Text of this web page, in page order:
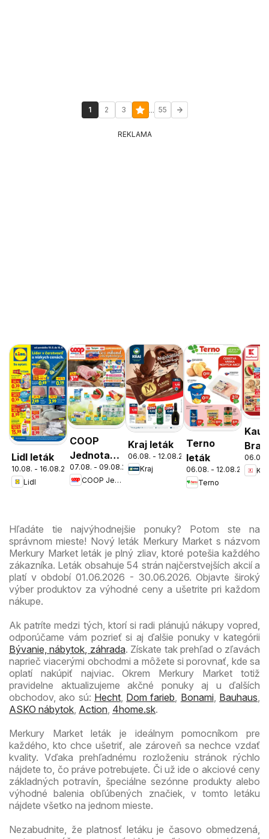
1 2 3 ... 55
REKLAMA
Lidl leták
10.08. - 16.08.2026
Lidl
COOP
Jednota
cez víkend
ešte
07.08. - 09.08.2026
COOP Jednota
Kraj leták
06.08. - 12.08.2026
Kraj
Terno
leták
06.08. - 12.08.2026
Terno
Nové
06.08.
Hľadáte tie najvýhodnejšie ponuky? Potom ste na
správnom mieste! Nový leták Merkury Market s názvom
Merkury Market leták je plný zliav, ktoré potešia každého
zákazníka. Leták obsahuje 54 strán najčerstvejších akcií a
platí v období 01.06.2026 - 30.06.2026. Objavte široký
výber produktov za výhodné ceny a ušetrite pri každom
nákupe.
Ak patríte medzi tých, ktorí si radi plánujú nákupy vopred,
odporúčame vám pozrieť si aj ďalšie ponuky v kategórii
Bývanie, nábytok, záhrada. Získate tak prehľad o zľavách
naprieč viacerými obchodmi a môžete si porovnať, kde sa
oplatí nakúpiť najviac. Okrem Merkury Market totiž
pravidelne aktualizujeme akčné ponuky aj u ďalších
obchodov, ako sú: Hecht, Dom farieb, Bonami, Bauhaus,
ASKO nábytok, Action, 4home.sk.
Merkury Market leták je ideálnym pomocníkom pre
každého, kto chce ušetriť, ale zároveň sa nechce vzdať
kvality. Vďaka prehľadnému rozloženiu stránok rýchlo
nájdete to, čo práve potrebujete. Či už ide o akciové ceny
základných potravín, špeciálne sezónne produkty alebo
výhodné balenia obľúbených značiek, v tomto letáku
nájdete všetko na jednom mieste.
Nezabudnite, že platnosť letáku je časovo obmedzená,